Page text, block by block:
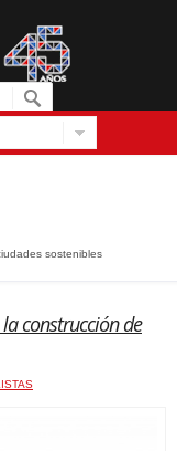
sostenibles
construcción de